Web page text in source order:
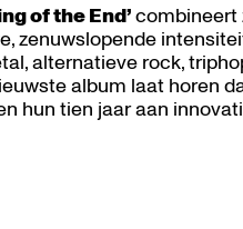
of the End’combineert
zenuwslopende
alternatieve rock,
album laat horen
hun tien jaar aan